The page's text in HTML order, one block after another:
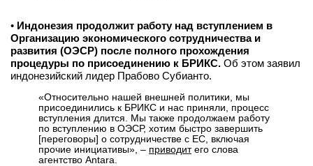
• Индонезия продолжит работу над вступлением в
Организацию экономического сотрудничества и
развития (ОЭСР) после полного прохождения
процедуры по присоединению к БРИКС. Об этом заявил
индонезийский лидер Прабово Субианто.
«Относительно нашей внешней политики, мы
присоединились к БРИКС и нас приняли, процесс
вступления длится. Мы также продолжаем работу
по вступлению в ОЭСР, хотим быстро завершить
[переговоры] о сотрудничестве с ЕС, включая
прочие инициативы», – приводитего слова
агентство Antara.